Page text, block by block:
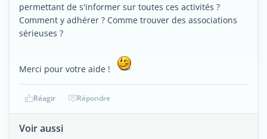
permettant de s'informer sur toutes ces activités ?
Comment y adhérer ? Comme trouver des associations
sérieuses ?
Merci pour votre aide !
Réagir Répondre
Voir aussi